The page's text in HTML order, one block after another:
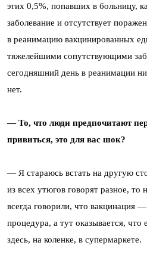
этих 0,5%, попавших в больницу,
заболевание и отсутствует
в реанимацию вакцинированных
тяжелейшими сопутствующими
сегодняшний день в реанимации
нет.
— То, что люди предпочитают
привиться, это для вас шок?
— Я стараюсь встать на другую
из всех утюгов говорят разное, то
всегда говорили, что вакцинация
процедура, а тут оказывается,
здесь, на коленке, в супермаркете.